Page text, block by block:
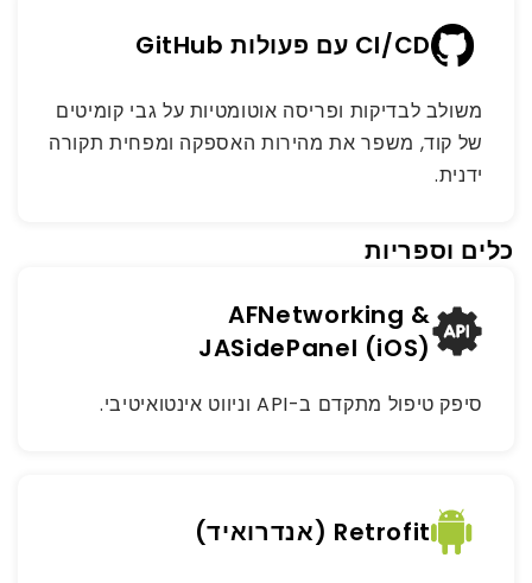
CI/CD עם פעולות GitHub
משולב לבדיקות ופריסה אוטומטיות על גבי קומיטים
של קוד, משפר את מהירות האספקה ומפחית תקורה
ידנית.
כלים וספריות
AFNetworking &
JASidePanel (iOS)
סיפק טיפול מתקדם ב-API וניווט אינטואיטיבי.
Retrofit (אנדרואיד)